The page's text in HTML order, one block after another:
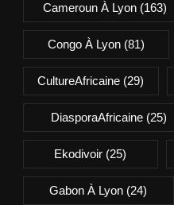
Cameroun À Lyon (163)
Congo À Lyon(81)
CultureAfricaine (29)
DiasporaAfricaine (25)
Ekodivoir (25)
Gabon À Lyon (24)